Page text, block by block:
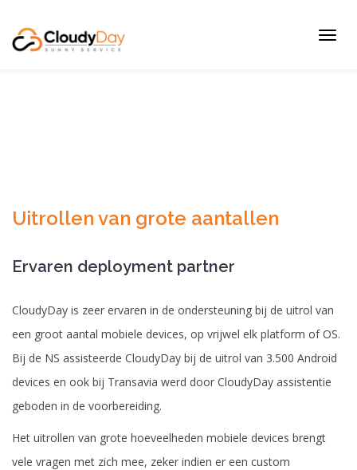
Uitrollen van grote aantallen
Ervaren deployment partner
CloudyDay is zeer ervaren in de ondersteuning bij de uitrol van
een groot aantal mobiele devices, op vrijwel elk platform of OS.
Bij de NS assisteerde CloudyDay bij de uitrol van 3.500 Android
devices en ook bij Transavia werd door CloudyDay assistentie
geboden in de voorbereiding.
Het uitrollen van grote hoeveelheden mobiele devices brengt
vele vragen met zich mee, zeker indien er een custom